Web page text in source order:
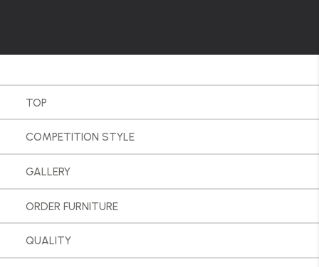
TOP
COMPETITION STYLE
GALLERY
ORDER FURNITURE
QUALITY